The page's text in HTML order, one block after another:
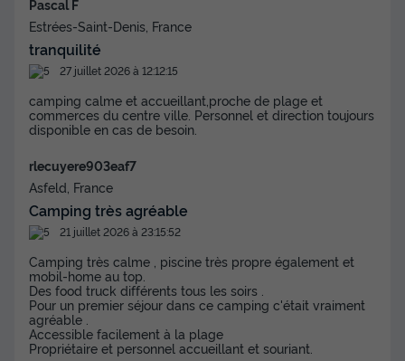
Voir les disponibilités
MOBILHOME 4 personnes - MH2 SUPER
MERCURE REGULAR - dimanche 26 m²
Surface
26m²
Adultes
4
Chambres
2
Pascal F
Estrées-Saint-Denis, France
tranquilité
27 juillet 2026 à 12:12:15
camping calme et accueillant,proche de plage et
commerces du centre ville. Personnel et direction toujours
disponible en cas de besoin.
rlecuyere903eaf7
Asfeld, France
Camping très agréable
21 juillet 2026 à 23:15:52
Camping très calme , piscine très propre également et
mobil-home au top.
Des food truck différents tous les soirs .
Pour un premier séjour dans ce camping c'était vraiment
agréable .
Accessible facilement à la plage
Propriétaire et personnel accueillant et souriant.